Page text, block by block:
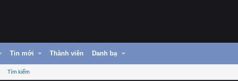
Tin mới Thành viên Danh bạ
Tìm kiếm